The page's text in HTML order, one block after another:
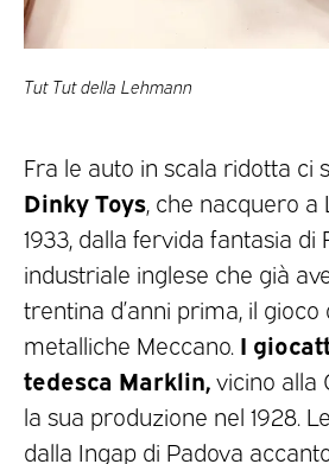
Tut Tut della Lehmann
Fra le auto in scala ridotta ci
Dinky Toys , che nacquero
1933, dalla fervida fantasia di
industriale inglese che già
trentina d’anni prima, il
metalliche Meccano. I
tedesca Marklin,vicino alla
la sua produzione nel 1928.
dalla Ingap di Padova